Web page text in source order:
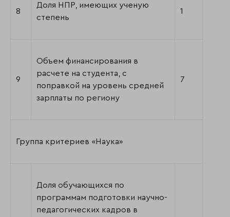
8
Доля НПР, имеющих ученую
степень
1
9
Объем финансирования в
расчете на студента, с
поправкой на уровень средней
зарплаты по региону
7
Группа критериев «Наука»
Доля обучающихся по
программам подготовки научно-
педагогических кадров в